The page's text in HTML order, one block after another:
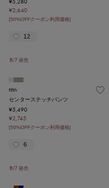
¥2,640
[50%OFFクーポン利用価格]
12
8/7 発売
fifth
センターステッチパンツ
¥5,490
¥2,745
[50%OFFクーポン利用価格]
6
8/7 発売